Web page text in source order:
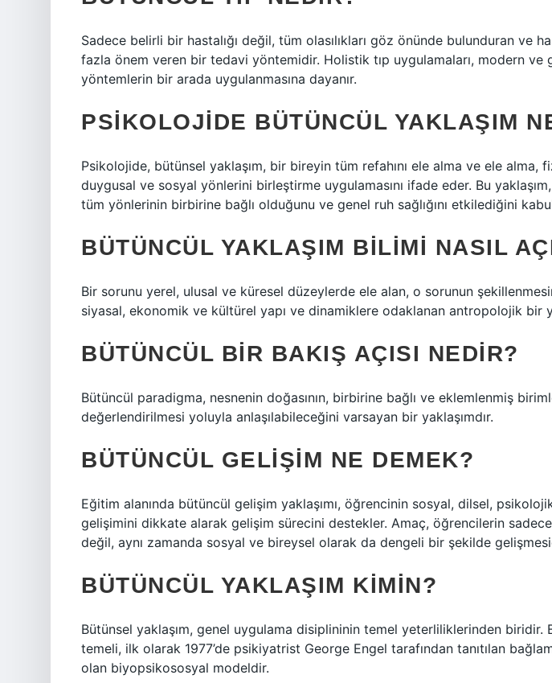
Sadece belirli bir hastalığı değil, tüm olasılıkları göz önünde bulunduran ve
fazla önem veren bir tedavi yöntemidir. Holistik tıp uygulamaları, modern ve
yöntemlerin bir arada uygulanmasına dayanır.
PSIKOLOJIDE BÜTÜNCÜL YAKLAŞIM
Psikolojide, bütünsel yaklaşım, bir bireyin tüm refahını ele alma ve ele alma,
duygusal ve sosyal yönlerini birleştirme uygulamasını ifade eder. Bu
tüm yönlerinin birbirine bağlı olduğunu ve genel ruh sağlığını etkilediğini
BÜTÜNCÜL YAKLAŞIM BILIMI NASIL
Bir sorunu yerel, ulusal ve küresel düzeylerde ele alan, o sorunun
siyasal, ekonomik ve kültürel yapı ve dinamiklere odaklanan antropolojik bir
BÜTÜNCÜL BIR BAKIŞ AÇISI NEDIR?
Bütüncül paradigma, nesnenin doğasının, birbirine bağlı ve eklemlenmiş
değerlendirilmesi yoluyla anlaşılabileceğini varsayan bir yaklaşımdır.
BÜTÜNCÜL GELIŞIM NE DEMEK?
Eğitim alanında bütüncül gelişim yaklaşımı, öğrencinin sosyal, dilsel,
gelişimini dikkate alarak gelişim sürecini destekler. Amaç, öğrencilerin
değil, aynı zamanda sosyal ve bireysel olarak da dengeli bir şekilde
BÜTÜNCÜL YAKLAŞIM KIMIN?
Bütünsel yaklaşım, genel uygulama disiplininin temel yeterliliklerinden biridir.
temeli, ilk olarak 1977’de psikiyatrist George Engel tarafından tanıtılan
olan biyopsikososyal modeldir.